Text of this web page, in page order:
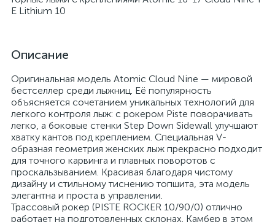
E Lithium 10
Описание
Оригинальная модель Atomic Cloud Nine — мировой
бестселлер среди лыжниц. Её популярность
объясняется сочетанием уникальных технологий для
легкого контроля лыж: с рокером Piste поворачивать
легко, а боковые стенки Step Down Sidewall улучшают
хватку кантов под креплением. Специальная V-
образная геометрия женских лыж прекрасно подходит
для точного карвинга и плавных поворотов с
проскальзыванием. Красивая благодаря чистому
дизайну и стильному тиснению топшита, эта модель
элегантна и проста в управлении.
Трассовый рокер (PISTE ROCKER 10/90/0) отлично
работает на подготовленных склонах. Камбер в этом